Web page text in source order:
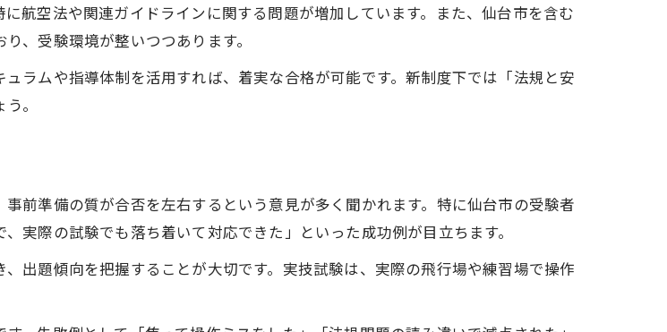
もしっかり解説
縦士に必要な免許条件を正しく理解
ーンと免許不要の基準を解説
となる登録と資格要件の違い
操縦士取得が不要なケースの整理
航空法や関連ガイドラインに関する問題が増加しています。また、仙台市を含む
、受験環境が整いつつあります。
ラムや指導体制を活用すれば、着実な合格が可能です。新制度下では「法規と安
。
前準備の質が合否を左右するという意見が多く聞かれます。特に仙台市の受験者
実際の試験でも落ち着いて対応できた」といった成功例が目立ちます。
出題傾向を把握することが大切です。実技試験は、実際の飛行場や練習場で操作